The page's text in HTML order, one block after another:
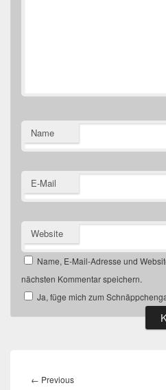
Name
E-Mail
Website
Name, E-Mail-Adresse und
nächsten Kommentar speichern.
Ja, füge mich zum
← PreviousPrevious